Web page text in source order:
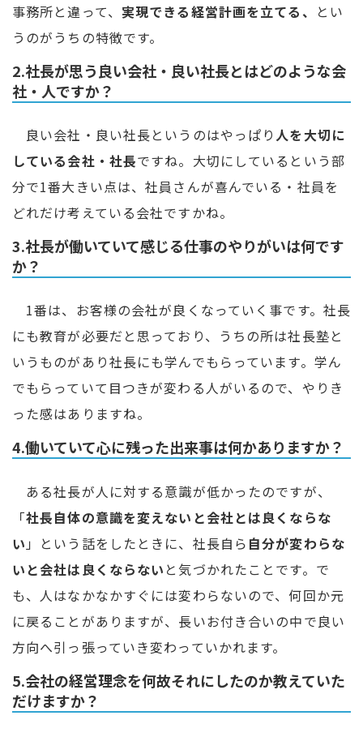
事務所と違って、 実現できる経営計画を立てる、
とい
うのがうちの特徴です。
2.社長が思う良い会社・良い社長とはどのような会
社・人ですか？
良い会社・良い社長というのはやっぱり人を大切に
している会社・社長ですね。大切にしているという部
分で1番大きい点は、社員さんが喜んでいる・社員を
どれだけ考えている会社ですかね。
3.社長が働いていて感じる仕事のやりがいは何です
か？
1番は、お客様の会社が良くなっていく事です。社長
にも教育が必要だと思っており、うちの所は社長塾と
いうものがあり社長にも学んでもらっています。学ん
でもらっていて目つきが変わる人がいるので、やりき
った感はありますね。
4.働いていて心に残った出来事は何かありますか？
ある社長が人に対する意識が低かったのですが、
「社長自体の意識を変えないと会社とは良くならな
い 」という話をしたときに、社長自ら 自分が変わらな
いと会社は良くならない と気づかれたことです。で
も、人はなかなかすぐには変わらないので、何回か元
に戻ることがありますが、長いお付き合いの中で良い
方向へ引っ張っていき変わっていかれます。
5.会社の経営理念を何故それにしたのか教えていた
だけますか？